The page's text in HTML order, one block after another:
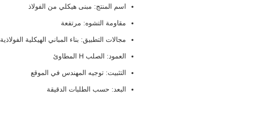
اسم المنتج: مبنى هيكلي من الفولاذ
مقاومة التشوه: مرتفعة
مجالات التطبيق: بناء المباني الهيكلية الفولاذية
العمود: الصلب H المطاوئ
التثبيت: توجيه المهندس في الموقع
البعد: حسب الطلبات الدقيقة